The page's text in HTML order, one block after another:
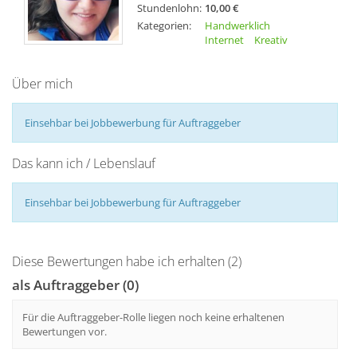
Stundenlohn: 10,00 €
Kategorien:
Handwerklich
Internet
Kreativ
Über mich
Einsehbar bei Jobbewerbung für Auftraggeber
Das kann ich / Lebenslauf
Einsehbar bei Jobbewerbung für Auftraggeber
Diese Bewertungen habe ich erhalten (2)
als Auftraggeber (0)
Für die Auftraggeber-Rolle liegen noch keine erhaltenen
Bewertungen vor.